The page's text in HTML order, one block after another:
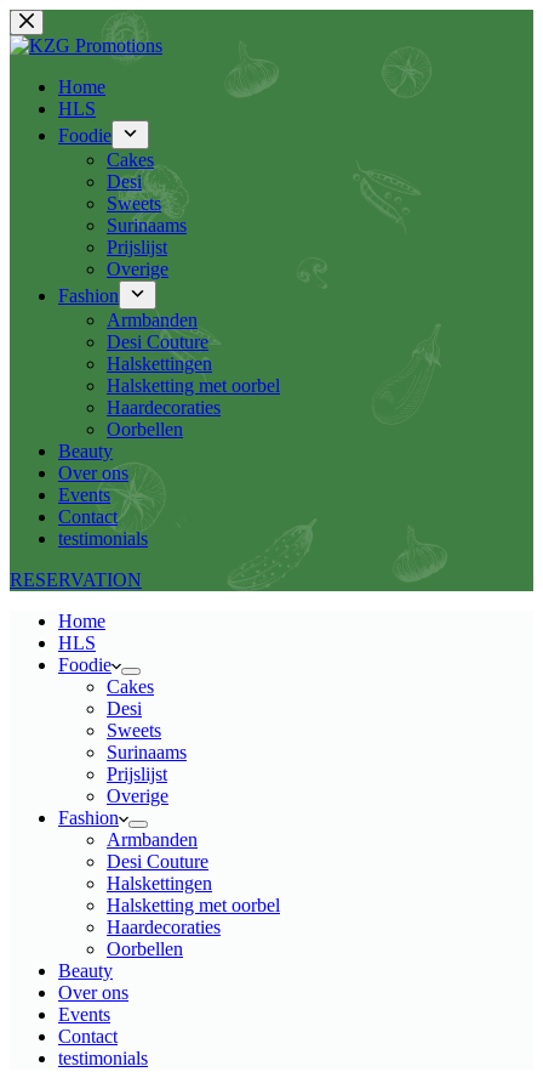
Ga
naar
inhoudHome
HLS
Foodie
Cakes
Desi
Sweets
Surinaams
Prijslijst
Overige
Fashion
Armbanden
Desi Couture
Halskettingen
Halsketting met oorbel
Haardecoraties
Oorbellen
Beauty
Over ons
Events
Contact
testimonials
RESERVATION
Home
HLS
Foodie
Cakes
Desi
Sweets
Surinaams
Prijslijst
Overige
Fashion
Armbanden
Desi Couture
Halskettingen
Halsketting met oorbel
Haardecoraties
Oorbellen
Beauty
Over ons
Events
Contact
testimonials